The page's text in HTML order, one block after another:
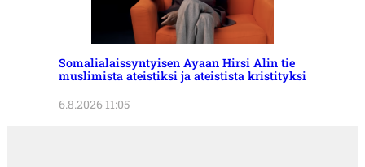
Somalialaissyntyisen Ayaan Hirsi Alin tie
muslimista ateistiksi ja ateistista kristityksi
6.8.2026 11:05